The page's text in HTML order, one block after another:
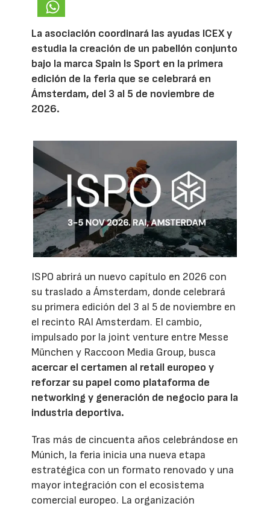
La asociación coordinará las ayudas ICEX y
estudia la creación de un pabellón conjunto
bajo la marca Spain Is Sport en la primera
edición de la feria que se celebrará en
Ámsterdam, del 3 al 5 de noviembre de
2026.
ISPO abrirá un nuevo capítulo en 2026 con
su traslado a Ámsterdam, donde celebrará
su primera edición del 3 al 5 de noviembre en
el recinto RAI Amsterdam. El cambio,
impulsado por la joint venture entre Messe
München y Raccoon Media Group, busca
acercar el certamen al retail europeo y
reforzar su papel como plataforma de
networking y generación de negocio para la
industria deportiva.
Tras más de cincuenta años celebrándose en
Múnich, la feria inicia una nueva etapa
estratégica con un formato renovado y una
mayor integración con el ecosistema
comercial europeo. La organización